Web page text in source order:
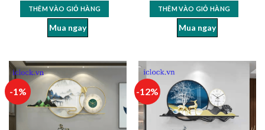
THÊM VÀO GIỎ HÀNG
Mua ngay
THÊM VÀO GIỎ HÀNG
Mua ngay
-1% -12%